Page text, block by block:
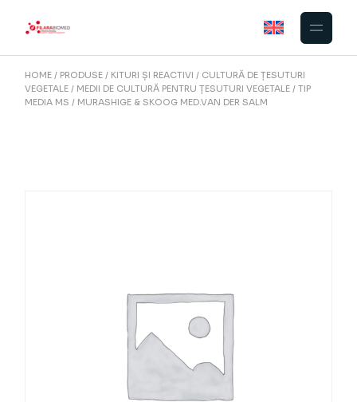
HOME PRODUSE KITURI ȘI REACTIVI
CULTURĂ DE ȚESUTURI
VEGETALE
MEDII DE CULTURĂ PENTRU ȚESUTURI VEGETALE
TIP
MEDIA MS
MURASHIGE & SKOOG MED.VAN DER SALM